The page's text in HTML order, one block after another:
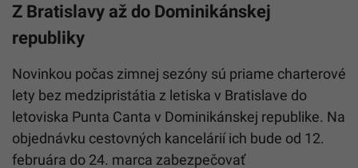
Z Bratislavy až do Dominikánskej
republiky
Novinkou počas zimnej sezóny sú priame charterové
lety bez medzipristátia z letiska v Bratislave do
letoviska Punta Canta v Dominikánskej republike. Na
objednávku cestovných kancelárií ich bude od 12.
februára do 24. marca zabezpečovať